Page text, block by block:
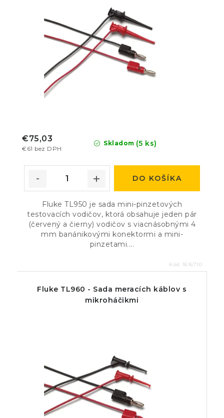
Skladom (5 ks)
€61 bez DPH
€75,03
DO KOŠÍKA
Fluke TL950 je sada mini-pinzetových
testovacích vodičov, ktorá obsahuje jeden pár
(červený a čierny) vodičov s viacnásobnými 4
mm banánikovými konektormi a mini-
pinzetami....
Kód: 1616710
Fluke TL960 - Sada meracích káblov s
mikroháčikmi